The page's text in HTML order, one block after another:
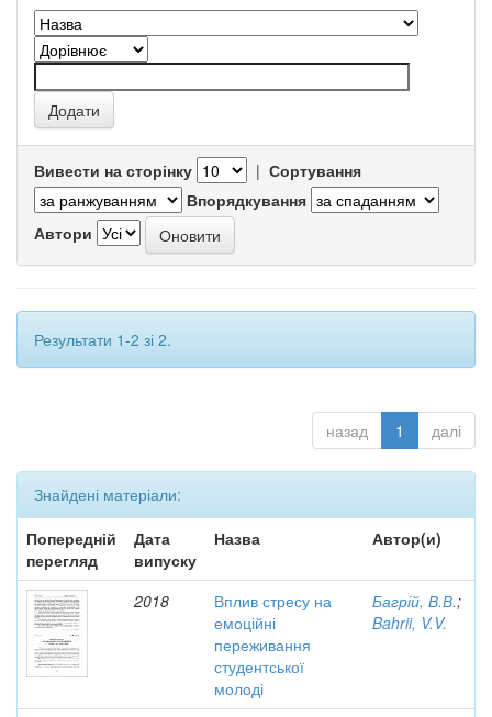
Вивести на сторінку | Сортування
Впорядкування
Автори
Результати 1-2 зі 2.
назад 1 далі
Знайдені матеріали:
Попередній
перегляд
Дата
випуску
Назва Автор(и)
2018
Вплив стресу на
емоційні
переживання
студентської
молоді
Багрій, В.В.;
Bahrii, V.V.